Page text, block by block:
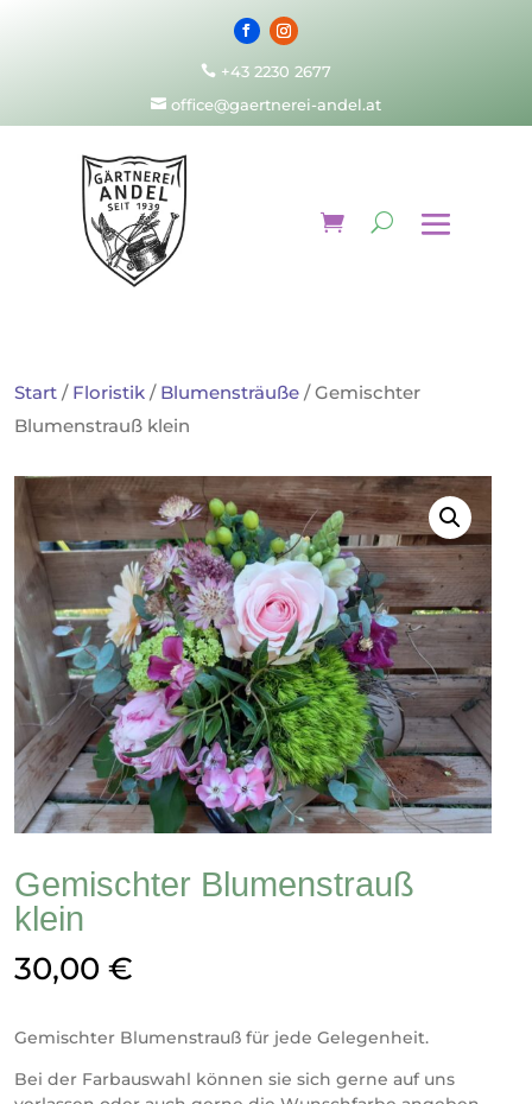
 +43 2230 2677
office@gaertnerei-andel.at
Start / Floristik / Blumensträuße / Gemischter
Blumenstrauß klein
Gemischter Blumenstrauß
klein
30,00 €
Gemischter Blumenstrauß für jede Gelegenheit.
Bei der Farbauswahl können sie sich gerne auf uns